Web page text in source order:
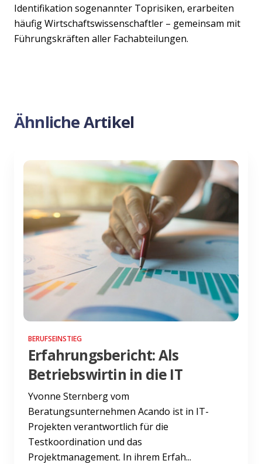
Identifikation sogenannter Toprisiken, erarbeiten
häufig Wirtschaftswissenschaftler – gemeinsam mit
Führungskräften aller Fachabteilungen.
Ähnliche Artikel
BERUFSEINSTIEG
Erfahrungsbericht: Als
Betriebswirtin in die IT
Yvonne Sternberg vom
Beratungsunternehmen Acando ist in IT-
Projekten verantwortlich für die
Testkoordination und das
Projektmanagement. In ihrem Erfah...